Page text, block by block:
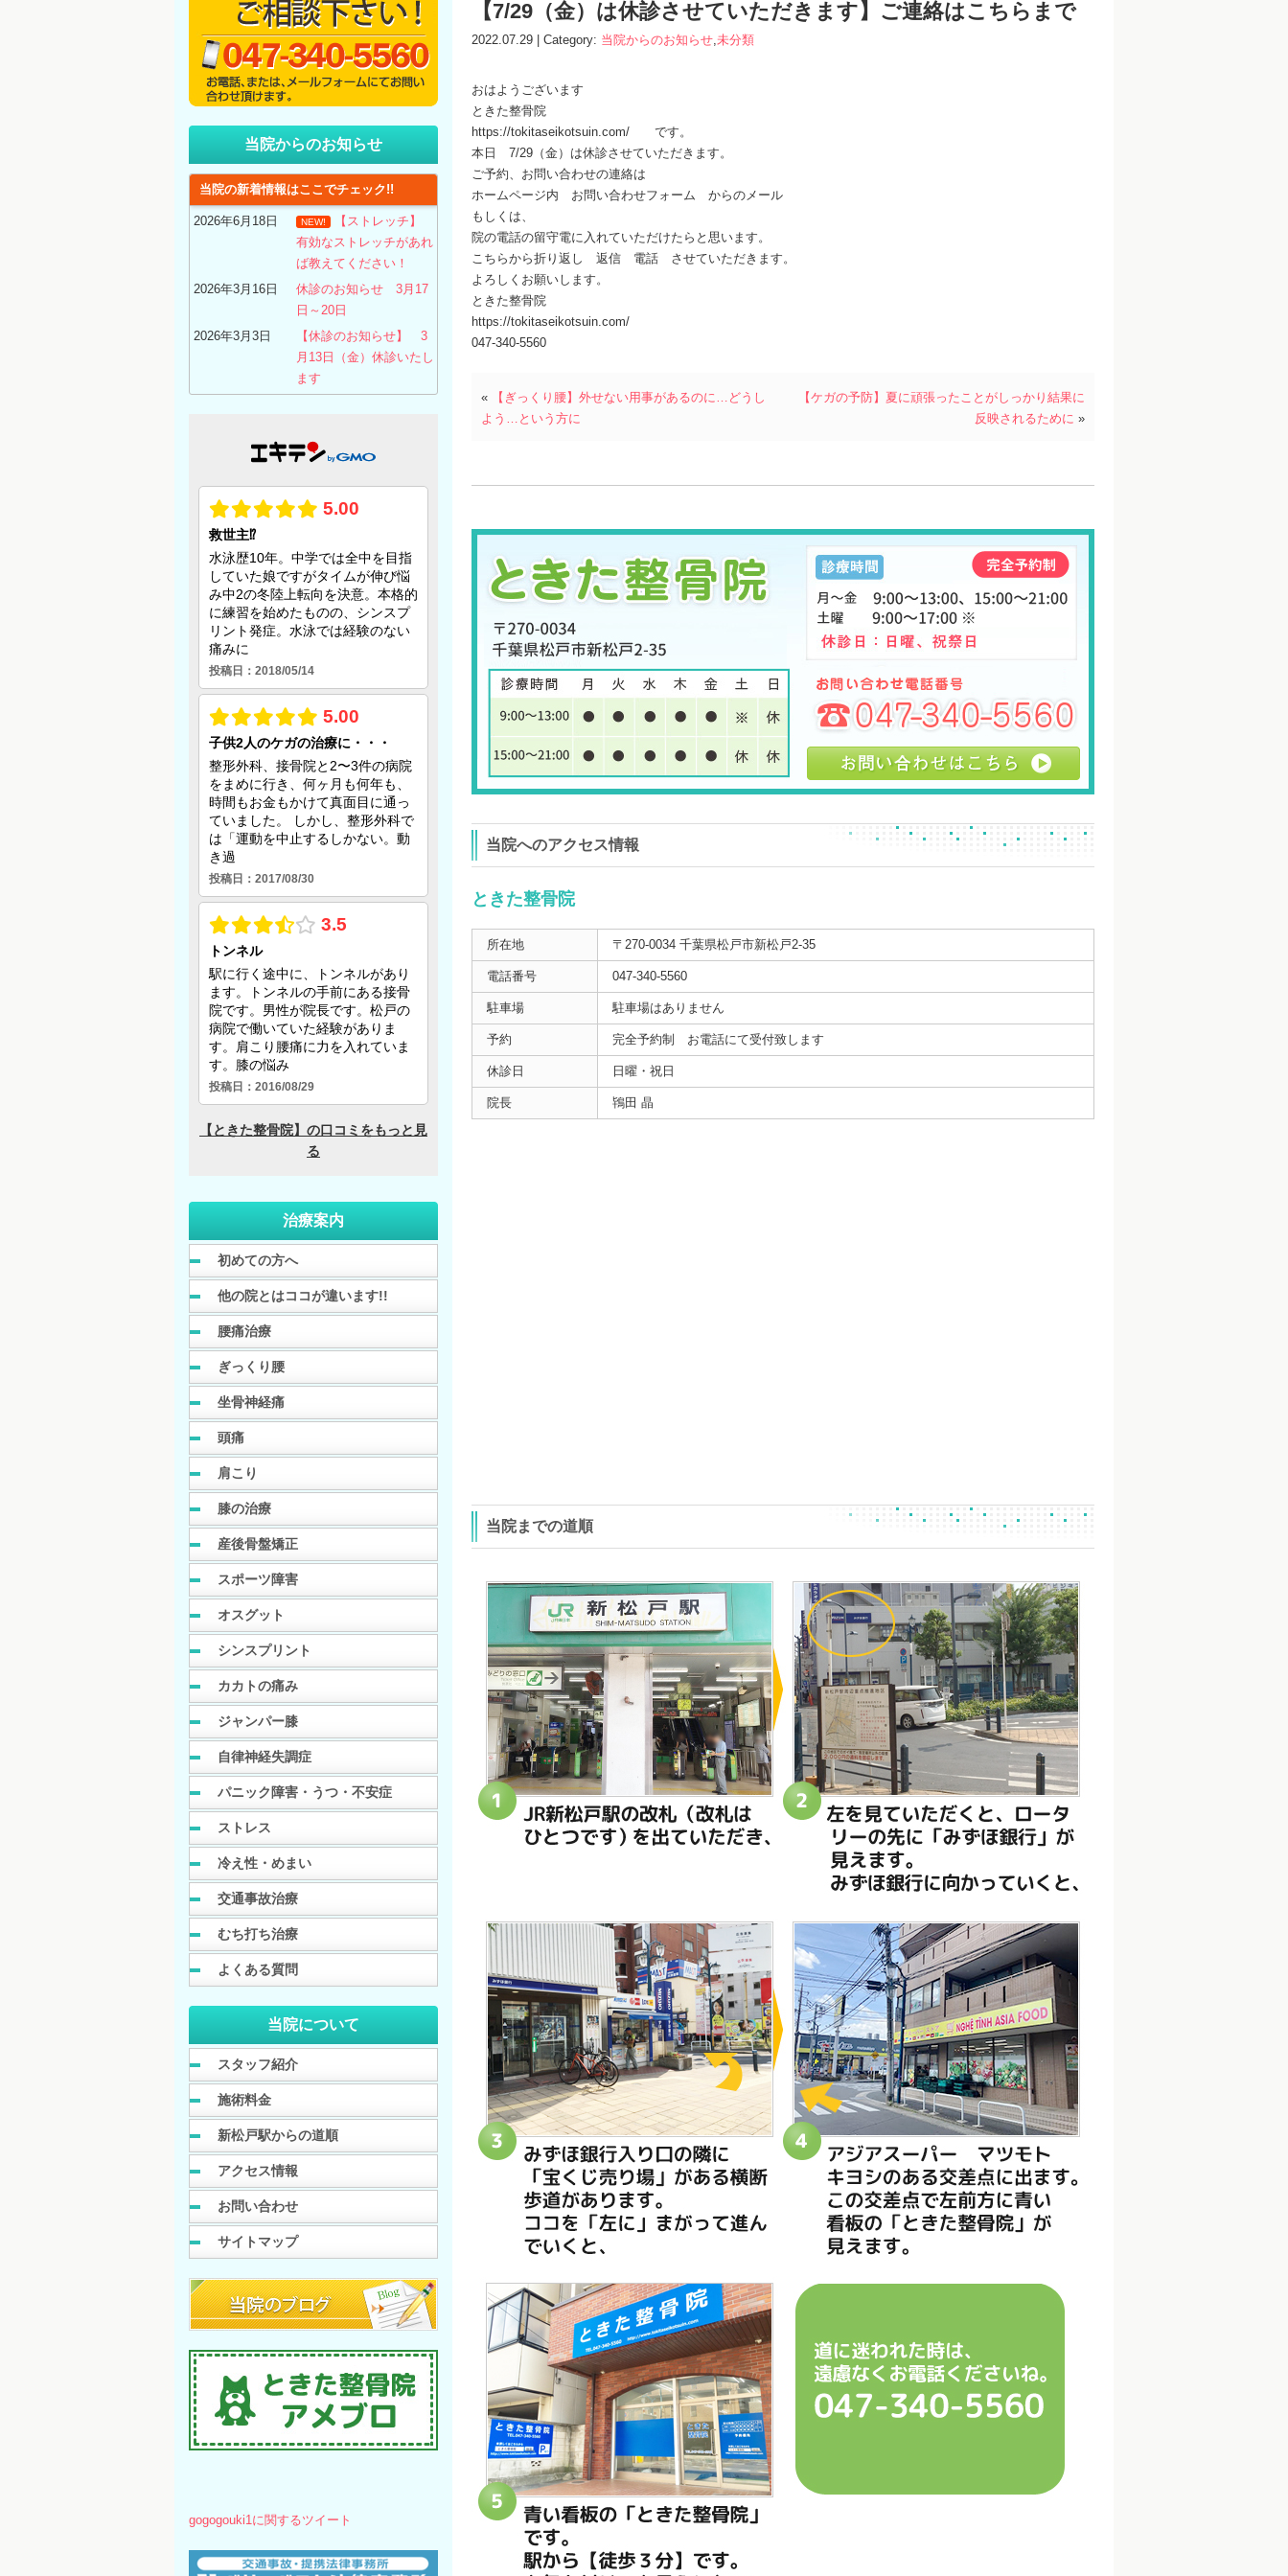
【7/29（金）は休診させていただきます】ご連絡はこちらまで
2022.07.29 | Category: 当院からのお知らせ,未分類
おはようございます
ときた整骨院
https://tokitaseikotsuin.com/ です。
本日 7/29（金）は休診させていただきます。
ご予約、お問い合わせの連絡は
ホームページ内 お問い合わせフォーム からのメール
もしくは、
院の電話の留守電に入れていただけたらと思います。
こちらから折り返し 返信 電話 させていただきます。
よろしくお願いします。
ときた整骨院
https://tokitaseikotsuin.com/
047-340-5560
【ケガの予防】夏に頑張ったことがしっかり結果に
反映されるために »
«
【ぎっくり腰】外せない用事があるのに…どうし
よう…という方に
当院へのアクセス情報
ときた整骨院
所在地 〒270-0034 千葉県松戸市新松戸2-35
電話番号 047-340-5560
駐車場 駐車場はありません
予約 完全予約制 お電話にて受付致します
休診日 日曜・祝日
院長 鴇田 晶
当院までの道順
当院からのお知らせ
当院の新着情報はここでチェック!!
2026年6月18日 NEW!
【ストレッチ】
有効なストレッチがあれ
ば教えてください！
2026年3月16日
休診のお知らせ 3月17
日～20日
2026年3月3日
【休診のお知らせ】 3
月13日（金）休診いたし
ます
治療案内
初めての方へ
他の院とはココが違います!!
腰痛治療
ぎっくり腰
坐骨神経痛
頭痛
肩こり
膝の治療
産後骨盤矯正
スポーツ障害
オスグット
シンスプリント
カカトの痛み
ジャンパー膝
自律神経失調症
パニック障害・うつ・不安症
ストレス
冷え性・めまい
交通事故治療
むち打ち治療
よくある質問
当院について
スタッフ紹介
施術料金
新松戸駅からの道順
アクセス情報
お問い合わせ
サイトマップ
gogogouki1に関するツイート